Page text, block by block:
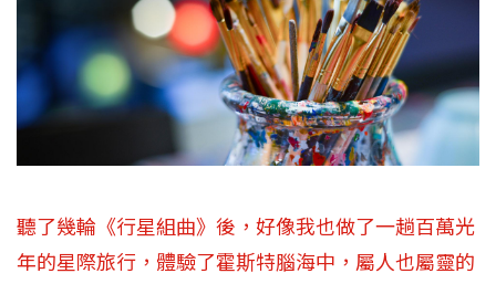
聽了幾輪《行星組曲》後，好像我也做了一趟百萬光
年的星際旅行，體驗了霍斯特腦海中，屬人也屬靈的